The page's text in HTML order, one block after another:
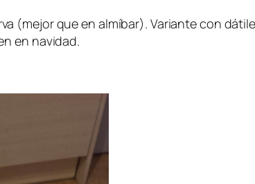
(mejor que en almíbar). Variante con
en navidad.